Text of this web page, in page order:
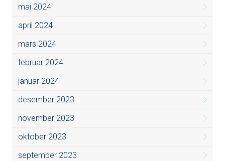
mai 2024
april 2024
mars 2024
februar 2024
januar 2024
desember 2023
november 2023
oktober 2023
september 2023